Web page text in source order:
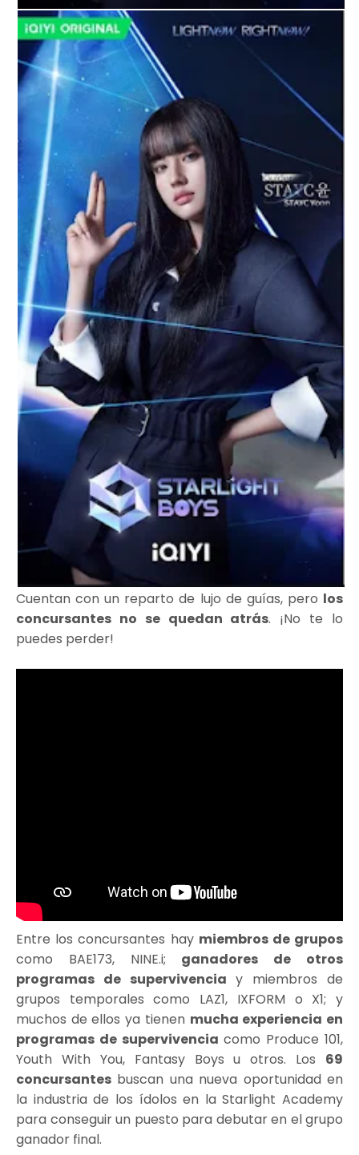
Cuentan con un reparto de lujo de guías, pero los
concursantes no se quedan atrás. ¡No te lo
puedes perder!
Entre los concursantes hay miembros de grupos
como BAE173, NINE.i; ganadores de otros
programas de supervivencia y miembros de
grupos temporales como LAZ1, IXFORM o X1; y
muchos de ellos ya tienen mucha experiencia en
programas de supervivencia como Produce 101,
Youth With You, Fantasy Boys u otros. Los 69
concursantes buscan una nueva oportunidad en
la industria de los ídolos en la Starlight Academy
para conseguir un puesto para debutar en el grupo
ganador final.